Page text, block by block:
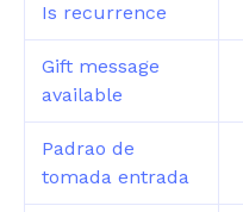
Is recurrence
Gift message
available
Padrao de
tomada entrada